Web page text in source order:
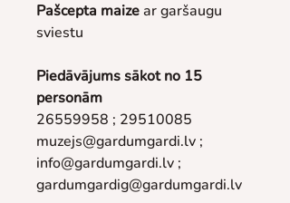
Pašcepta maize ar garšaugu
sviestu
Piedāvājums sākot no 15
personām
26559958 ; 29510085
muzejs@gardumgardi.lv ;
info@gardumgardi.lv ;
gardumgardig@gardumgardi.lv